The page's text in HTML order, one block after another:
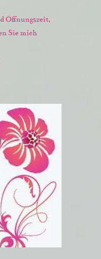
Öffnungszeit,
Sie mich